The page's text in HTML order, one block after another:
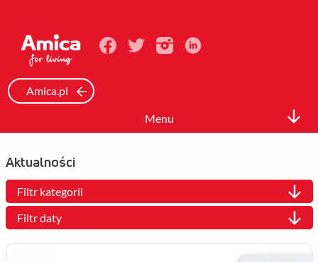
Amica.pl
Menu
Informacje Prasowe
Zdjęcia
Aktualności
Filtr kategorii
Filtr daty